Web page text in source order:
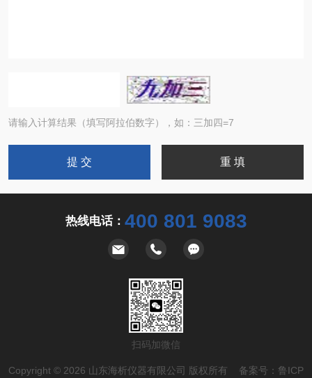
请输入计算结果（填写阿拉伯数字），如：三加四=7
热线电话： 400 801 9083
扫码加微信
Copyright © 2026 山东海析仪器有限公司 版权所有 备案号： 鲁ICP